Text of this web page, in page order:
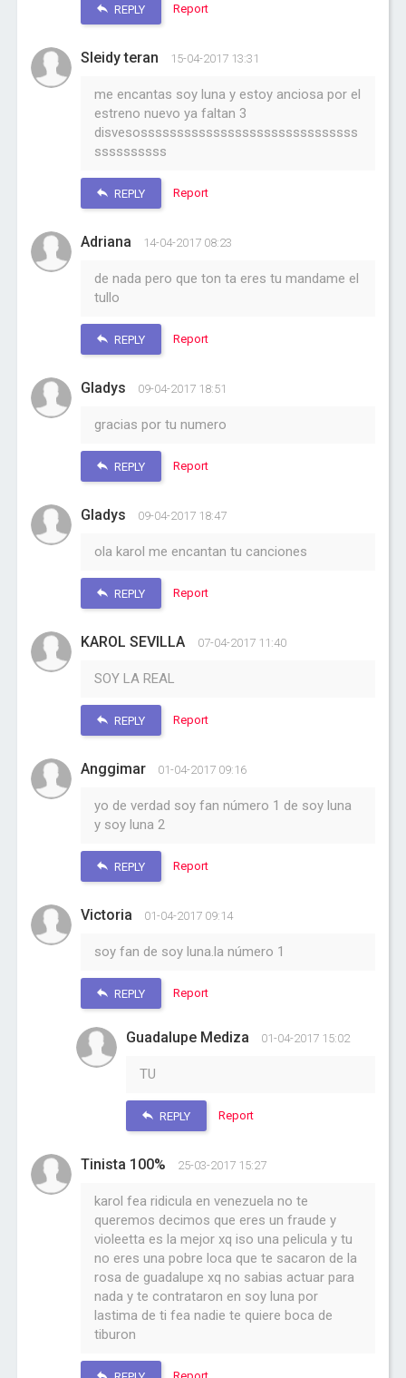
REPLY Report
Sleidy teran 15-04-2017 13:31
me encantas soy luna y estoy anciosa por el
estreno nuevo ya faltan 3
disvesossssssssssssssssssssssssssssss
ssssssssss
REPLY Report
Adriana 14-04-2017 08:23
de nada pero que ton ta eres tu mandame el
tullo
REPLY Report
Gladys 09-04-2017 18:51
gracias por tu numero
REPLY Report
Gladys 09-04-2017 18:47
ola karol me encantan tu canciones
REPLY Report
KAROL SEVILLA 07-04-2017 11:40
SOY LA REAL
REPLY Report
Anggimar 01-04-2017 09:16
yo de verdad soy fan número 1 de soy luna
y soy luna 2
REPLY Report
Victoria 01-04-2017 09:14
soy fan de soy luna.la número 1
REPLY Report
Guadalupe Mediza 01-04-2017 15:02
TU
REPLY Report
Tinista 100% 25-03-2017 15:27
karol fea ridicula en venezuela no te
queremos decimos que eres un fraude y
violeetta es la mejor xq iso una pelicula y tu
no eres una pobre loca que te sacaron de la
rosa de guadalupe xq no sabias actuar para
nada y te contrataron en soy luna por
lastima de ti fea nadie te quiere boca de
tiburon